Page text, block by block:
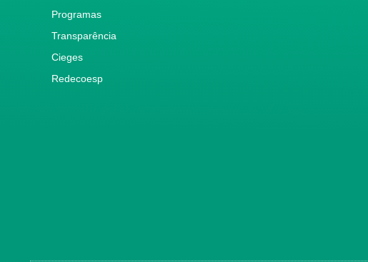
Programas
Transparência
Cieges
Redecoesp